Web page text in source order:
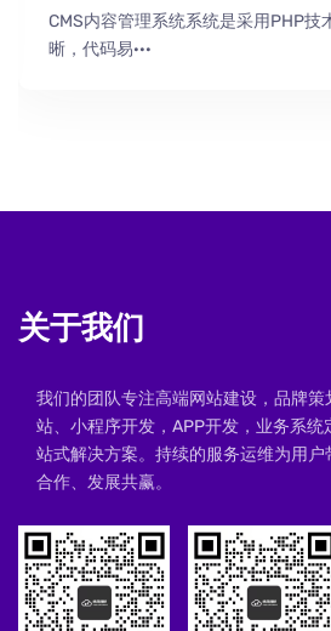
CMS内容管理系统系统是采用PHP技
晰，代码易···
关于我们
我们的团队专注高端网站建设，品牌
站、小程序开发，APP开发，业务系
站式解决方案。持续的服务运维为用
合作、发展共赢。